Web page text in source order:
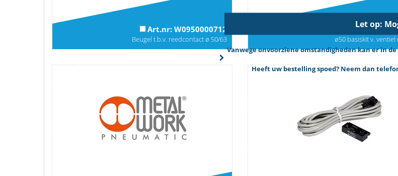
Let op:
Vanwege onvoorziene omstandigheden kan er in
Heeft uw bestelling spoed? Neem dan
Art.nr: W0950000712
Beugel t.b.v. reedcontact ø 50/63
Art.nr:
ø50 basiskit v.